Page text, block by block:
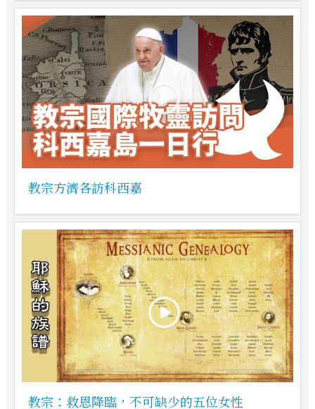
教宗方濟各訪科西嘉
教宗：救恩降臨，不可缺少的五位女性